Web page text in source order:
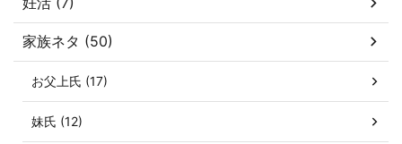
家族ネタ (50)
お父上氏 (17)
妹氏 (12)